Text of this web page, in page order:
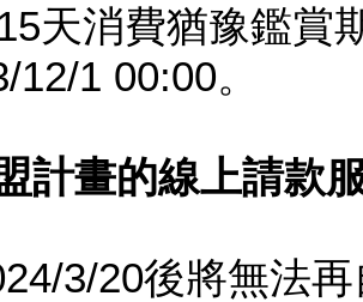
天消費猶豫鑑賞
12/1 00:00。
計畫的線上請款
3/20後將無法